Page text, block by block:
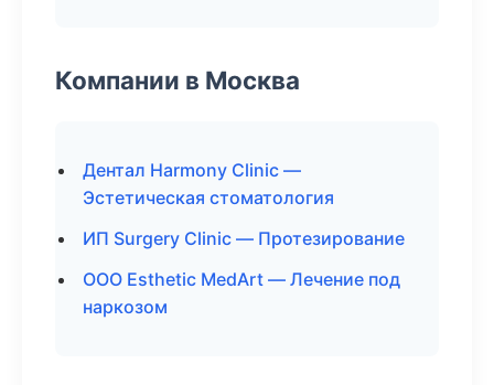
Компании в Москва
Дентал Harmony Clinic —
Эстетическая стоматология
ИП Surgery Clinic — Протезирование
ООО Esthetic MedArt — Лечение под
наркозом